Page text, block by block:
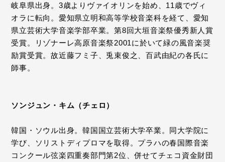
岐阜県出身。3歳よりヴァイオリンを始め、11歳でヴィ
オラに転向。愛知県立明和高等学校音楽科を経て、愛知
県立芸術大学音楽学部卒業。第8回大垣音楽祭優秀新人賞
受賞。リゾナーレ高原音楽祭2001に於いて緑の風音楽奨
励賞受賞。故近藤フミ子、兎束俊之、百武由紀の各氏に
師事。
ソンジュン・キム（チェロ）
韓国・ソウル出身。韓国国立芸術大学卒業。同大学院に
学び、ソリストディプロマを取得。プラハの春国際音楽
コンクール弦楽四重奏部門第2位、併せてチェコ資金財団